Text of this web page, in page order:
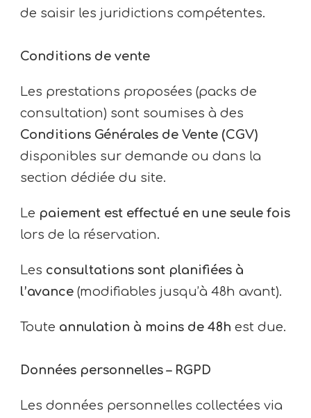
de saisir les juridictions compétentes.
Conditions de vente
Les prestations proposées (packs de
consultation) sont soumises à des
Conditions Générales de Vente (CGV)
disponibles sur demande ou dans la
section dédiée du site.
Le paiement est effectué en une seule fois
lors de la réservation.
Les consultations sont planifiées à
l’avance (modifiables jusqu’à 48h avant).
Toute annulation à moins de 48h est due.
Données personnelles – RGPD
Les données personnelles collectées via